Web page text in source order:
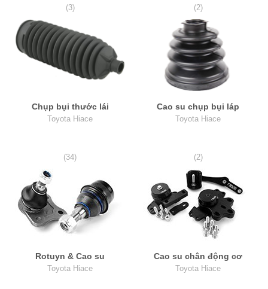
(3)
Chụp bụi thước lái
Toyota Hiace
(2)
Cao su chụp bụi láp
Toyota Hiace
(34)
Rotuyn & Cao su
Toyota Hiace
(2)
Cao su chân động cơ
Toyota Hiace